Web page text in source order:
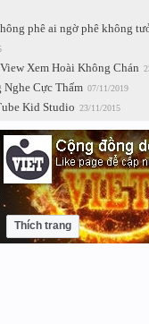
phê ai ngờ phê không
Xem Hoài Không Chán
Nghe Cực Thấm 07/11/2019
Kid Studio 23/11/2015
Thích trang